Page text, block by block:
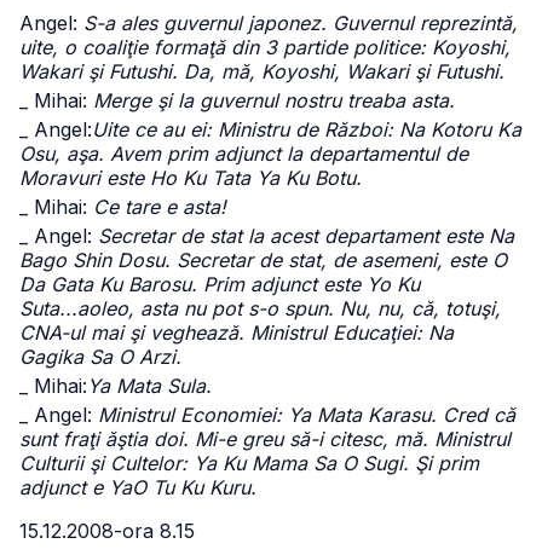
Angel: S-a ales guvernul japonez. Guvernul reprezintă,
uite, o coaliţie formaţă din 3 partide politice: Koyoshi,
Wakari şi Futushi. Da, mă, Koyoshi, Wakari şi Futushi.
_ Mihai: Merge şi la guvernul nostru treaba asta.
_ Angel:Uite ce au ei: Ministru de Război: Na Kotoru Ka
Osu, aşa. Avem prim adjunct la departamentul de
Moravuri este Ho Ku Tata Ya Ku Botu.
_ Mihai: Ce tare e asta!
_ Angel: Secretar de stat la acest departament este Na
Bago Shin Dosu. Secretar de stat, de asemeni, este O
Da Gata Ku Barosu. Prim adjunct este Yo Ku
Suta...aoleo, asta nu pot s-o spun. Nu, nu, că, totuşi,
CNA-ul mai şi veghează. Ministrul Educaţiei: Na
Gagika Sa O Arzi.
_ Mihai: Ya Mata Sula.
_ Angel: Ministrul Economiei: Ya Mata Karasu. Cred că
sunt fraţi ăştia doi. Mi-e greu să-i citesc, mă. Ministrul
Culturii şi Cultelor: Ya Ku Mama Sa O Sugi. Şi prim
adjunct e YaO Tu Ku Kuru.
15.12.2008-ora 8.15